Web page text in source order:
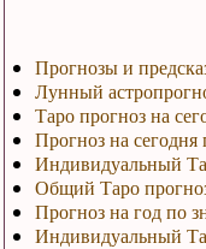
Прогнозы и
Лунный
Таро прогноз на
Прогноз на сегодня
Индивидуальный
Общий Таро
Прогноз на год по
Индивидуальный